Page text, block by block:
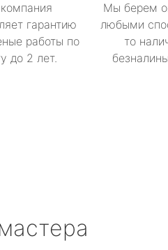
гарантию
работы по
до 2 лет.
Мы берем
любыми
то